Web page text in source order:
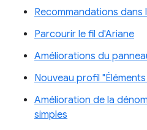
Recommandations
Parcourir le fil d'Ariane
Améliorations du
Nouveau profil
Amélioration de la
simples